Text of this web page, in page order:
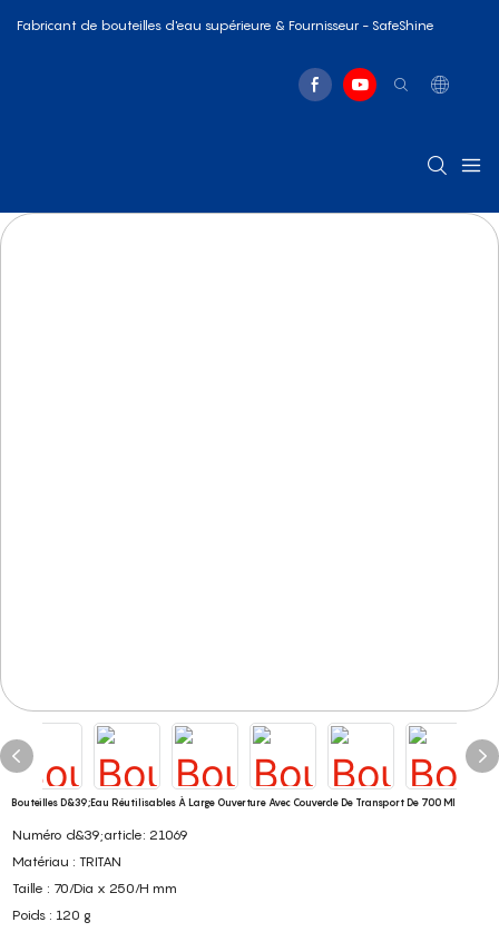
Fabricant de bouteilles d'eau supérieure & Fournisseur - SafeShine
Bouteilles D&39;eau Réutilisables À Large Ouverture Avec Couvercle De Transport De 700 Ml
Numéro d&39;article: 21069
Matériau : TRITAN
Taille : 70/Dia x 250/H mm
Poids : 120 g